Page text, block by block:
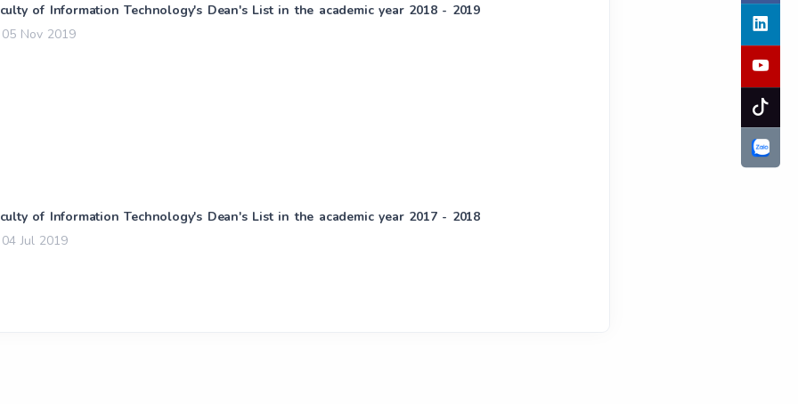
of Information Technology's Dean's List in the academic year 2018 - 2019
05 Nov 2019
of Information Technology's Dean's List in the academic year 2017 - 2018
04 Jul 2019